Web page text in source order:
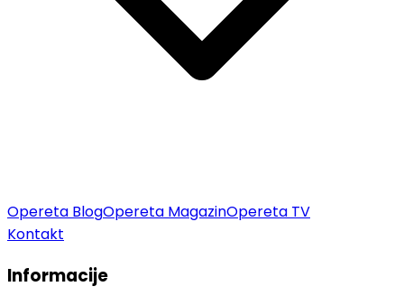
Opereta BlogOpereta MagazinOpereta TV
Kontakt
Informacije